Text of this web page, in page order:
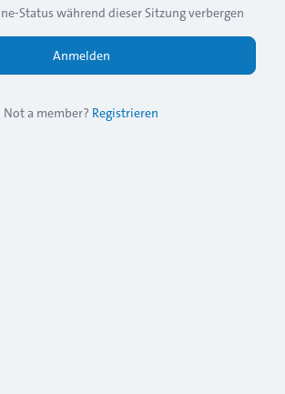
Status während dieser Sitzung verbergen
Not a member? Registrieren